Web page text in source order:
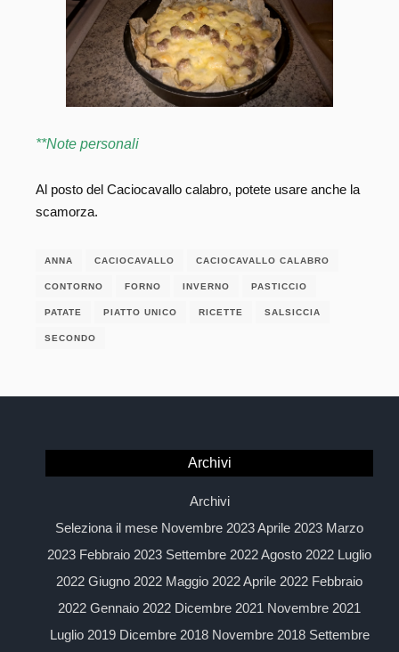
**Note personali
Al posto del Caciocavallo calabro, potete usare anche la
scamorza.
ANNA CACIOCAVALLO CACIOCAVALLO CALABRO
CONTORNO FORNO INVERNO PASTICCIO
PATATE PIATTO UNICO RICETTE SALSICCIA
SECONDO
Archivi
Archivi
Seleziona il mese Novembre 2023 Aprile 2023 Marzo
2023 Febbraio 2023 Settembre 2022 Agosto 2022 Luglio
2022 Giugno 2022 Maggio 2022 Aprile 2022 Febbraio
2022 Gennaio 2022 Dicembre 2021 Novembre 2021
Luglio 2019 Dicembre 2018 Novembre 2018 Settembre